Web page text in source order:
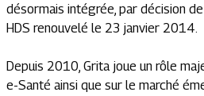
désormais intégrée, par décision
HDS renouvelé le 23 janvier 2014.
Depuis 2010, Grita joue un rôle
e-Santé ainsi que sur le marché